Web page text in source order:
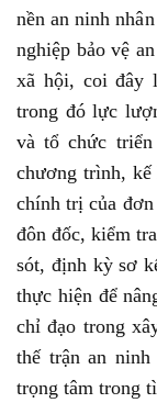
nền an ninh
nghiệp bảo vệ
xã hội, coi đây
trong đó lực
và tổ chức
chương trình,
chính trị của
đôn đốc, kiểm
sót, định kỳ sơ
thực hiện để
chỉ đạo trong
thế trận an
trọng tâm trong